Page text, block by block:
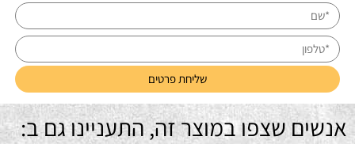
אנשים שצפו במוצר זה, התעניינו גם ב: